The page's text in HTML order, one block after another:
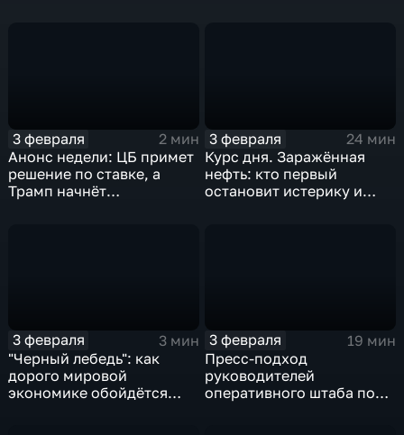
3 февраля
2 мин
Анонс недели: ЦБ примет
решение по ставке, а
Трамп начнёт
3 февраля
24 мин
Курс дня. Заражённая
нефть: кто первый
остановит истерику и
3 февраля
3 мин
"Черный лебедь": как
дорого мировой
экономике обойдётся
3 февраля
19 мин
Пресс-подход
руководителей
оперативного штаба по